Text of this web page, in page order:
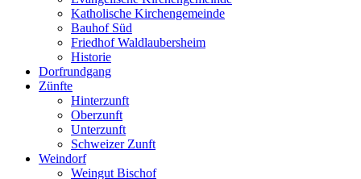
Katholische Kirchengemeinde
Bauhof Süd
Friedhof Waldlaubersheim
Historie
Dorfrundgang
Zünfte
Hinterzunft
Oberzunft
Unterzunft
Schweizer Zunft
Weindorf
Weingut Bischof